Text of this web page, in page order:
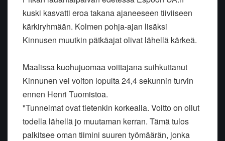
kuski kasvatti eroa takana ajaneeseen tiiviiseen
kärkiryhmään. Kolmen pohja-ajan lisäksi
Kinnusen muutkin pätkäajat olivat lähellä kärkeä.
Maalissa kuohujuomaa voittajana suihkuttanut
Kinnunen vei voiton lopulta 24,4 sekunnin turvin
ennen Henri Tuomistoa.
"Tunnelmat ovat tietenkin korkealla. Voitto on ollut
todella lähellä jo muutaman kerran. Tämä tulos
palkitsee oman tiimini suuren työmäärän, jonka